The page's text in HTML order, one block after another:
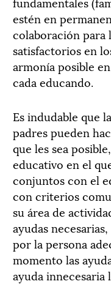
estén en
colaboración para
satisfactorios en
armonía posible
cada educando.
Es indudable que
padres pueden
que les sea
educativo en el
conjuntos con el
con criterios
su área de
ayudas
por la persona
momento las
ayuda innecesaria